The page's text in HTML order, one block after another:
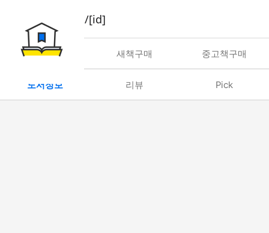
book/rent/[id]
대여 새책구매 중고책구매
도서정보 리뷰 Pick